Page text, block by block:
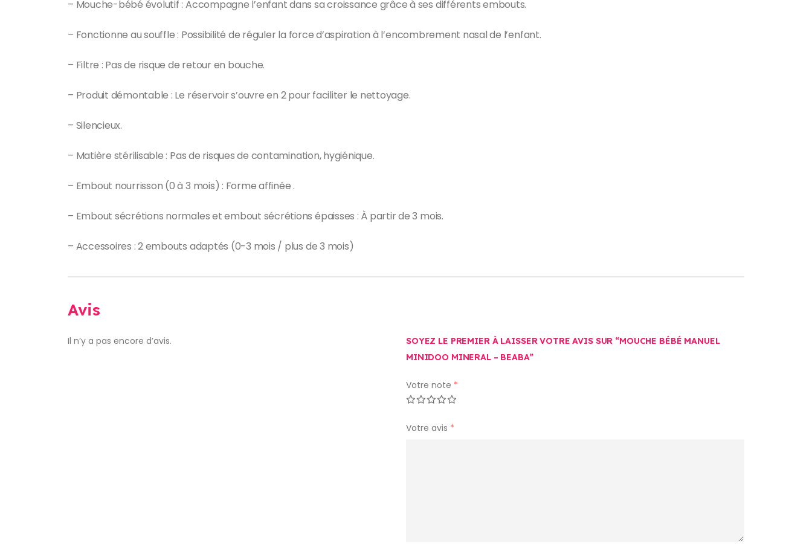
– Mouche-bébé évolutif : Accompagne l’enfant dans sa croissance grâce à ses différents embouts.
– Fonctionne au souffle : Possibilité de réguler la force d’aspiration à l’encombrement nasal de l’enfant.
– Filtre : Pas de risque de retour en bouche.
– Produit démontable : Le réservoir s’ouvre en 2 pour faciliter le nettoyage.
– Silencieux.
– Matière stérilisable : Pas de risques de contamination, hygiénique.
– Embout nourrisson (0 à 3 mois) : Forme affinée .
– Embout sécrétions normales et embout sécrétions épaisses : À partir de 3 mois.
– Accessoires : 2 embouts adaptés (0-3 mois / plus de 3 mois)
Avis
Il n’y a pas encore d’avis.
SOYEZ LE PREMIER À LAISSER VOTRE AVIS SUR “MOUCHE BÉBÉ MANUEL
MINIDOO MINERAL – BEABA”
Votre note *
Votre avis *